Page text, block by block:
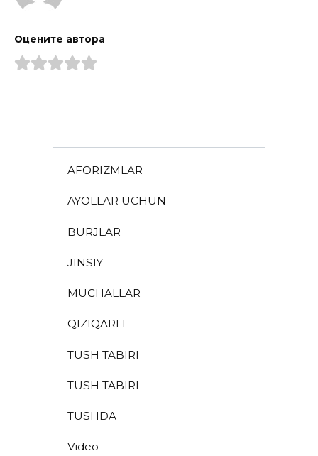
Оцените автора
AFORIZMLAR
AYOLLAR UCHUN
BURJLAR
JINSIY
MUCHALLAR
QIZIQARLI
TUSH TABIRI
TUSH TABIRI
TUSHDA
Video